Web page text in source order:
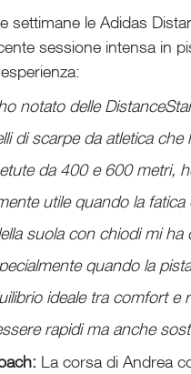
settimane le Adidas
sessione intensa in
notato delle
di scarpe da atletica
da 400 e 600 metri,
utile quando la
suola con chiodi mi
quando la
ideale tra comfort
rapidi ma anche
La corsa di Andrea